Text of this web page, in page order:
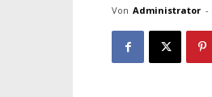
Von Administrator -